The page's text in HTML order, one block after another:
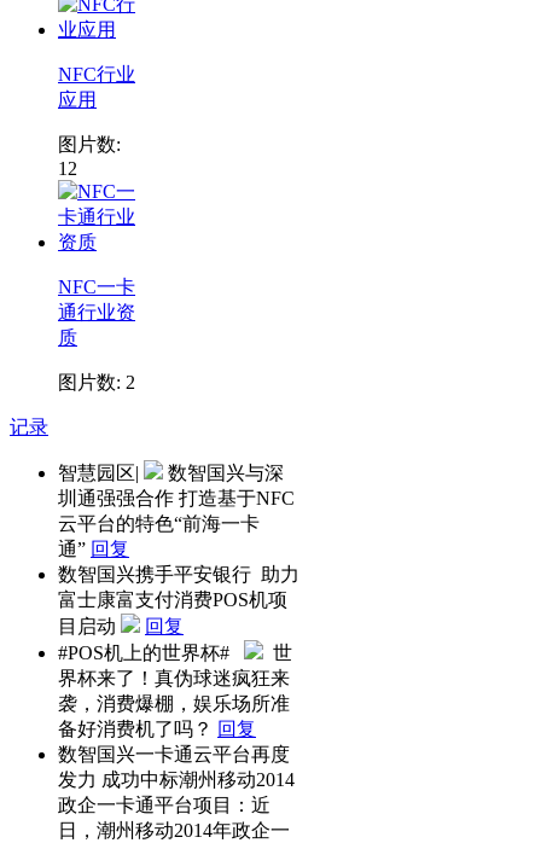
NFC行业
应用
图片数:
12
NFC一卡
通行业资
质
图片数: 2
记录
智慧园区|
数智国兴与深
圳通强强合作 打造基于NFC
云平台的特色“前海一卡
通” 回复
数智国兴携手平安银行 助力
富士康富支付消费POS机项
目启动
回复
#POS机上的世界杯#
世
界杯来了！真伪球迷疯狂来
袭，消费爆棚，娱乐场所准
备好消费机了吗？ 回复
数智国兴一卡通云平台再度
发力 成功中标潮州移动2014
政企一卡通平台项目：近
日，潮州移动2014年政企一